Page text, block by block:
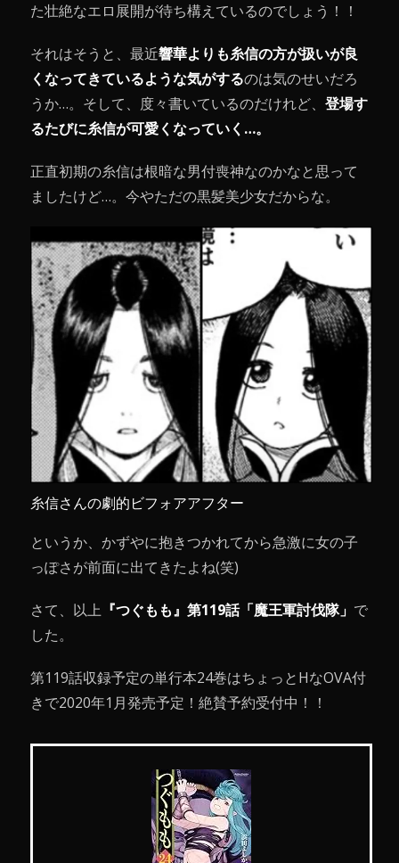
た壮絶なエロ展開が待ち構えているのでしょう！！
それはそうと、最近響華よりも糸信の方が扱いが良
くなってきているような気がするのは気のせいだろ
うか…。そして、度々書いているのだけれど、登場す
るたびに糸信が可愛くなっていく…。
正直初期の糸信は根暗な男付喪神なのかなと思って
ましたけど…。今やただの黒髪美少女だからな。
糸信さんの劇的ビフォアアフター
というか、かずやに抱きつかれてから急激に女の子
っぽさが前面に出てきたよね(笑)
さて、以上 『つぐもも』第119話「魔王軍討伐隊」 で
した。
第119話収録予定の単行本24巻はちょっとHなOVA付
きで2020年1月発売予定！絶賛予約受付中！！